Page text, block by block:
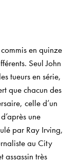
en quinze
Seul John
tueurs en série,
que chacun des
celle d’un
une
par Ray Irving,
au City
assassin très